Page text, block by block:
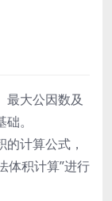
最大公因数及
。
计算公式，
体积计算”进行